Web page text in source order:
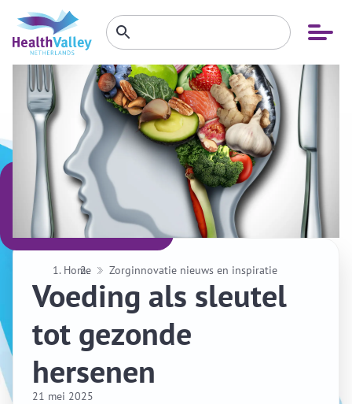
Open
menu
Zoeken
binnen
website
Zoeken
Home Zorginnovatie nieuws en inspiratie
Voeding als sleutel
tot gezonde
hersenen
21 mei 2025